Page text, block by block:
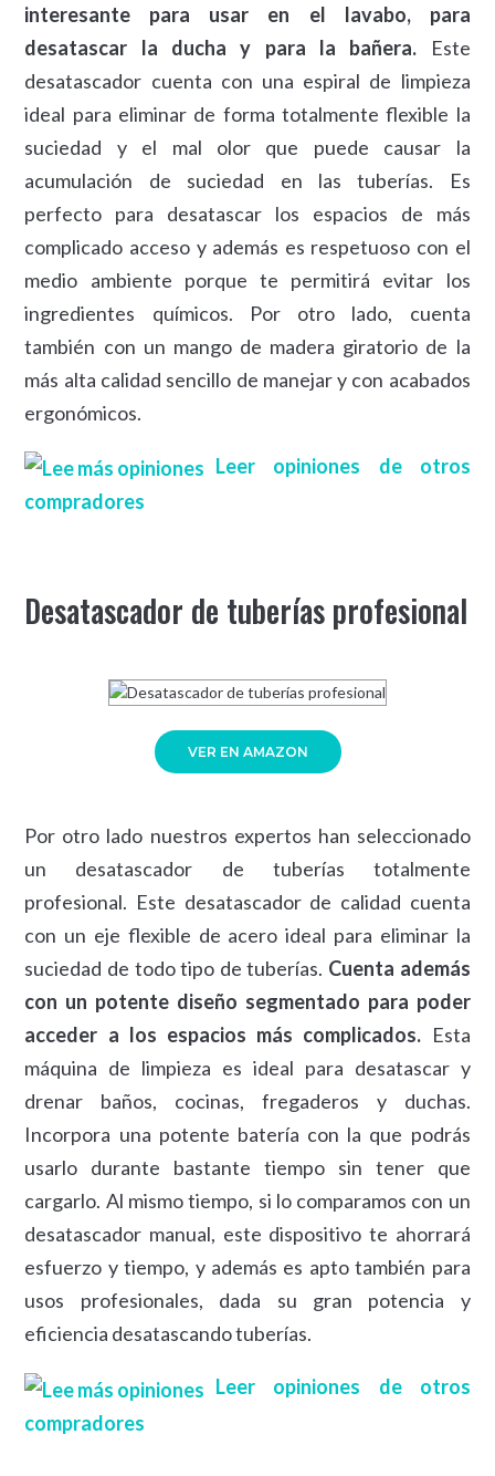
interesante para usar en el lavabo, para
desatascar la ducha y para la bañera.
Este
desatascador cuenta con una espiral de limpieza
ideal para eliminar de forma totalmente flexible la
suciedad y el mal olor que puede causar la
acumulación de suciedad en las tuberías. Es
perfecto para desatascar los espacios de más
complicado acceso y además es respetuoso con el
medio ambiente porque te permitirá evitar los
ingredientes químicos. Por otro lado, cuenta
también con un mango de madera giratorio de la
más alta calidad sencillo de manejar y con acabados
ergonómicos.
Leer opiniones de otros
compradores
Desatascador de tuberías profesional
VER EN AMAZON
Por otro lado nuestros expertos han seleccionado
un desatascador de tuberías totalmente
profesional. Este desatascador de calidad cuenta
con un eje flexible de acero ideal para eliminar la
suciedad de todo tipo de tuberías. Cuenta además
con un potente diseño segmentado para poder
acceder a los espacios más complicados. Esta
máquina de limpieza es ideal para desatascar y
drenar baños, cocinas, fregaderos y duchas.
Incorpora una potente batería con la que podrás
usarlo durante bastante tiempo sin tener que
cargarlo. Al mismo tiempo, si lo comparamos con un
desatascador manual, este dispositivo te ahorrará
esfuerzo y tiempo, y además es apto también para
usos profesionales, dada su gran potencia y
eficiencia desatascando tuberías.
Leer opiniones de otros
compradores